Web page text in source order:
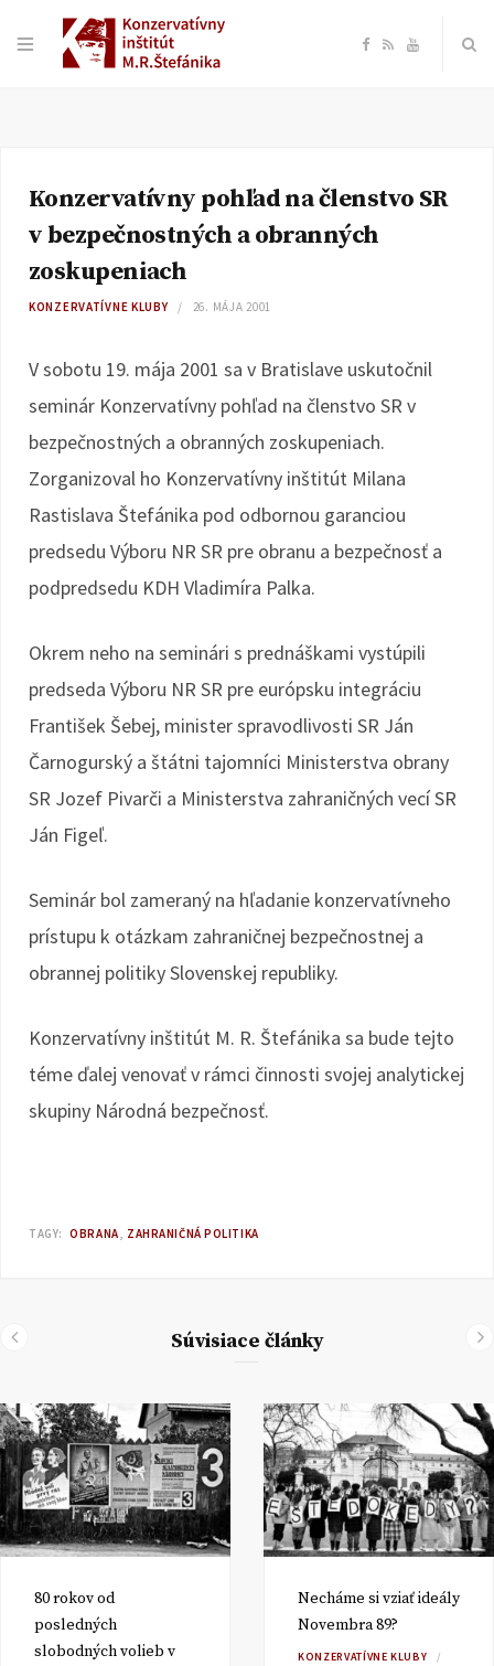
F
e
o
R Y
T
e
Konzervatívny pohľad na členstvo SR
v bezpečnostných a obranných
zoskupeniach
KONZERVATÍVNE KLUBY 26. MÁJA 2001
V sobotu 19. mája 2001 sa v Bratislave uskutočnil
seminár Konzervatívny pohľad na členstvo SR v
bezpečnostných a obranných zoskupeniach.
Zorganizoval ho Konzervatívny inštitút Milana
Rastislava Štefánika pod odbornou garanciou
predsedu Výboru NR SR pre obranu a bezpečnosť a
podpredsedu KDH Vladimíra Palka.
Okrem neho na seminári s prednáškami vystúpili
predseda Výboru NR SR pre európsku integráciu
František Šebej, minister spravodlivosti SR Ján
Čarnogurský a štátni tajomníci Ministerstva obrany
SR Jozef Pivarči a Ministerstva zahraničných vecí SR
Ján Figeľ.
Seminár bol zameraný na hľadanie konzervatívneho
prístupu k otázkam zahraničnej bezpečnostnej a
obrannej politiky Slovenskej republiky.
Konzervatívny inštitút M. R. Štefánika sa bude tejto
téme ďalej venovať v rámci činnosti svojej analytickej
skupiny Národná bezpečnosť.
TAGY: OBRANA ZAHRANIČNÁ POLITIKA
Súvisiace články
80 rokov od
posledných
slobodných volieb v
Necháme si vziať ideály
Novembra 89?
KONZERVATÍVNE KLUBY